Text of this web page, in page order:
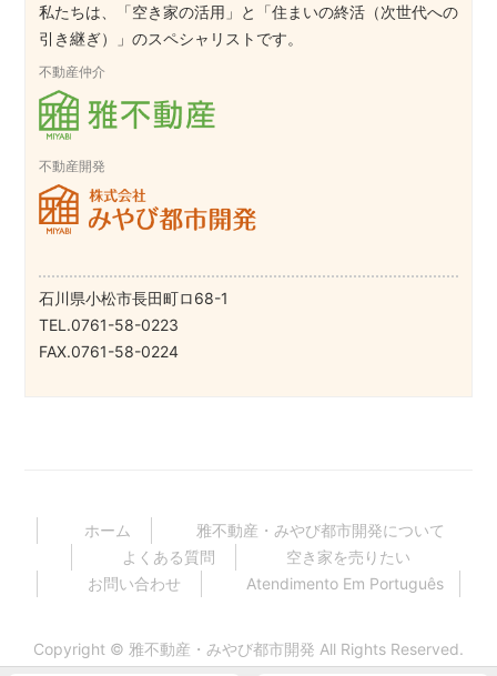
私たちは、「空き家の活用」と「住まいの終活（次世代への
引き継ぎ）」のスペシャリストです。
不動産仲介
不動産開発
石川県小松市長田町ロ68-1
TEL.0761-58-0223
FAX.0761-58-0224
ホーム
雅不動産・みやび都市開発について
よくある質問
空き家を売りたい
お問い合わせ
Atendimento Em Português
Copyright © 雅不動産・みやび都市開発 All Rights Reserved.